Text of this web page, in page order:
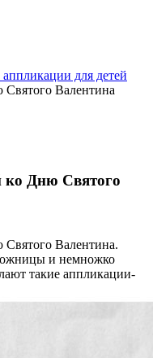
для детей
Святого Валентина
ко Дню Святого
Валентина.
и немножко
такие аппликации-